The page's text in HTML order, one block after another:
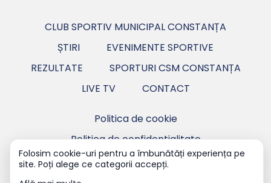
CLUB SPORTIV MUNICIPAL CONSTANȚA
ȘTIRI
EVENIMENTE SPORTIVE
REZULTATE
SPORTURI CSM CONSTANȚA
LIVE TV
CONTACT
Politica de cookie
Politica de confidentialitate
Copyright ©2026 CSM Constanța - Club Sportiv
Folosim cookie-uri pentru a îmbunătăți experiența pe
site. Poți alege ce categorii accepți.